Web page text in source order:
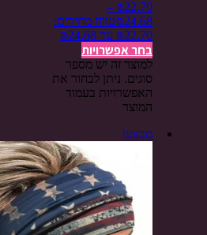
₪22.70
–
₪24.68
טווח מחירים:
בחר אפשרויות
למוצר זה יש מספר
סוגים. ניתן לבחור את
האפשרויות בעמוד
המוצר
מבצע!